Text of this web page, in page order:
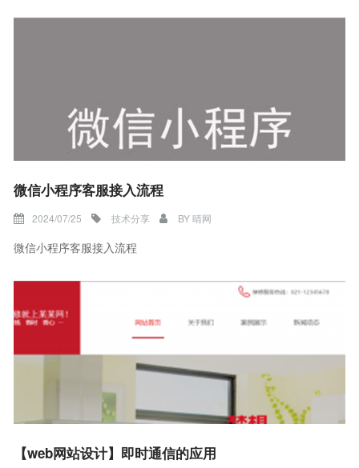
微信小程序客服接入流程
2024/07/25 技术分享 BY晴网
微信小程序客服接入流程
【web网站设计】即时通信的应用